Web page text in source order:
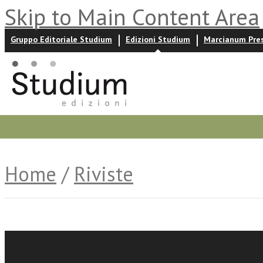
Skip to Main Content Area
Gruppo Editoriale Studium Edizioni Studium Marcianum
Home / Riviste